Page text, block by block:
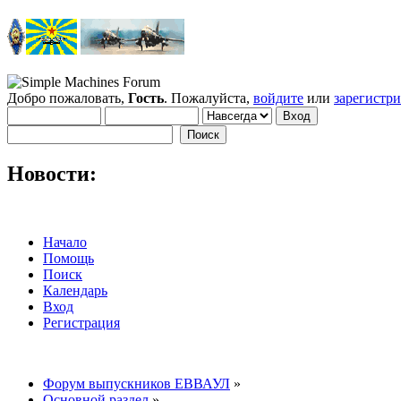
Добро пожаловать, Гость. Пожалуйста, войдите или
Новости:
Начало
Помощь
Поиск
Календарь
Вход
Регистрация
Форум выпускников ЕВВАУЛ »